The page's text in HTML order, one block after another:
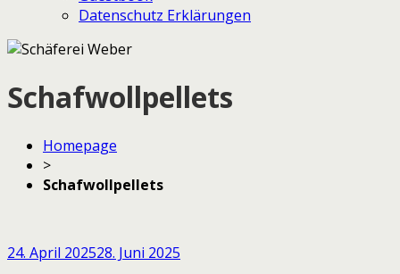
Datenschutz Erklärungen
Schafwollpellets
Homepage
>
Schafwollpellets
24. April 202528. Juni 2025